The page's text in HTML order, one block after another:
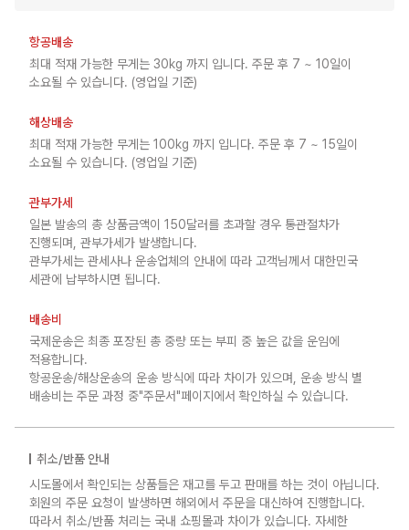
항공배송
최대 적재 가능한 무게는 30kg 까지 입니다. 주문 후 7 ~ 10일이
소요될 수 있습니다. (영업일 기준)
해상배송
최대 적재 가능한 무게는 100kg 까지 입니다. 주문 후 7 ~ 15일이
소요될 수 있습니다. (영업일 기준)
관부가세
일본 발송의 총 상품금액이 150달러를 초과할 경우 통관절차가
진행되며, 관부가세가 발생합니다.
관부가세는 관세사나 운송업체의 안내에 따라 고객님께서 대한민국
세관에 납부하시면 됩니다.
배송비
국제운송은 최종 포장된 총 중량 또는 부피 중 높은 값을 운임에
적용합니다.
항공운송/해상운송의 운송 방식에 따라 차이가 있으며, 운송 방식 별
배송비는 주문 과정 중"주문서"페이지에서 확인하실 수 있습니다.
취소/반품 안내
시도몰에서 확인되는 상품들은 재고를 두고 판매를 하는 것이 아닙니다.
회원의 주문 요청이 발생하면 해외에서 주문을 대신하여 진행합니다.
따라서 취소/반품 처리는 국내 쇼핑몰과 차이가 있습니다. 자세한